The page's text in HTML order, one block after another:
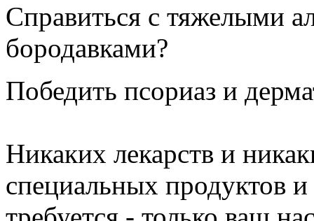
Справиться с тяжелыми
бородавками?
Победить псориаз и
Никаких лекарств и
специальных продуктов